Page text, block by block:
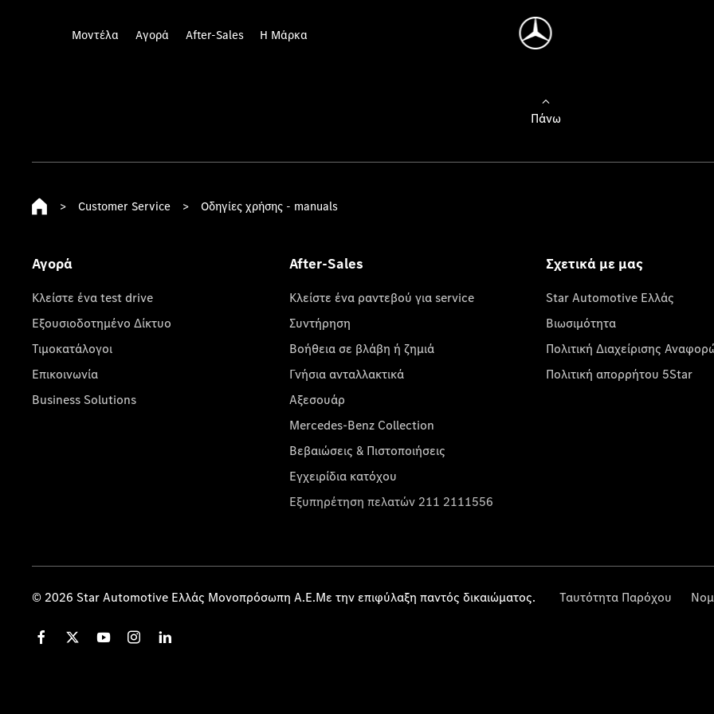
Μοντέλα Αγορά After-Sales Η Μάρκα
Πάνω
> Customer Service > Οδηγίες χρήσης - manuals
Αγορά
Κλείστε ένα test drive
Εξουσιοδοτημένο Δίκτυο
Τιμοκατάλογοι
Επικοινωνία
Business Solutions
After-Sales
Κλείστε ένα ραντεβού για service
Συντήρηση
Βοήθεια σε βλάβη ή ζημιά
Γνήσια ανταλλακτικά
Αξεσουάρ
Mercedes-Benz Collection
Βεβαιώσεις & Πιστοποιήσεις
Εγχειρίδια κατόχου
Εξυπηρέτηση πελατών 211 2111556
Σχετικά με μας
Star Automotive Ελλάς
Βιωσιμότητα
Πολιτική Διαχείρισης
Πολιτική απορρήτου 5Star
© 2026 Star Automotive Ελλάς Μονοπρόσωπη Α.Ε.Με την επιφύλαξη παντός δικαιώματος. Ταυτότητα Παρόχου